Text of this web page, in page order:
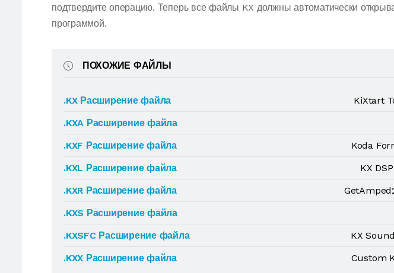
подтвердите операцию. Теперь все файлы KX должны автоматически
программой.
ПОХОЖИЕ ФАЙЛЫ
.KX Расширение файла
KiXtart
.KXA Расширение файла
.KXF Расширение файла
Koda
.KXL Расширение файла
KX
.KXR Расширение файла
.KXS Расширение файла
.KXSFC Расширение файла
KX
.KXX Расширение файла
Custom